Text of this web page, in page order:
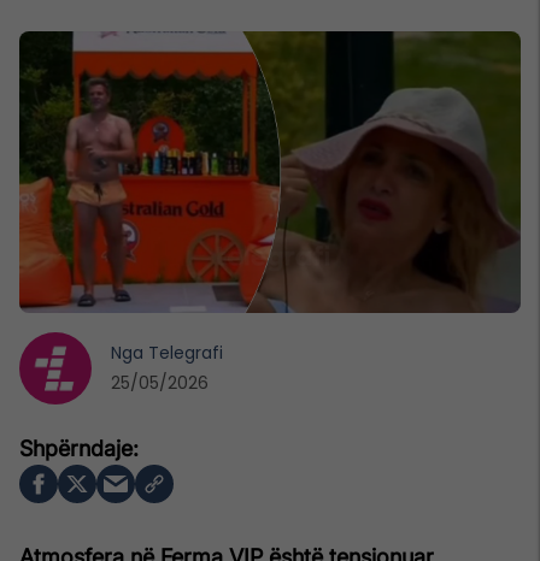
Nga Telegrafi
25/05/2026